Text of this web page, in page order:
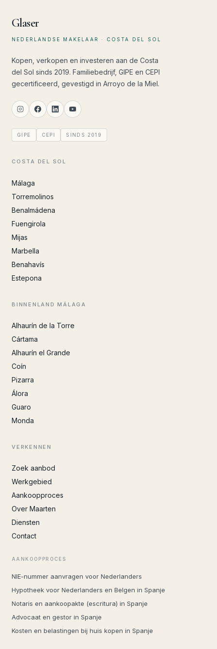
Glaser
NEDERLANDSE MAKELAAR · COSTA DEL SOL
Kopen, verkopen en investeren aan de Costa
del Sol sinds 2019. Familiebedrijf, GIPE en CEPI
gecertificeerd, gevestigd in Arroyo de la Miel.
GIPE CEPI SINDS 2019
COSTA DEL SOL
Málaga
Torremolinos
Benalmádena
Fuengirola
Mijas
Marbella
Benahavís
Estepona
BINNENLAND MÁLAGA
Alhaurín de la Torre
Cártama
Alhaurín el Grande
Coín
Pizarra
Álora
Guaro
Monda
VERKENNEN
Zoek aanbod
Werkgebied
Aankoopproces
Over Maarten
Diensten
Contact
AANKOOPPROCES
NIE-nummer aanvragen voor Nederlanders
Hypotheek voor Nederlanders en Belgen in Spanje
Notaris en aankoopakte (escritura) in Spanje
Advocaat en gestor in Spanje
Kosten en belastingen bij huis kopen in Spanje